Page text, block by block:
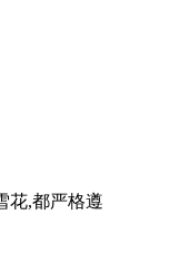
,都严格遵